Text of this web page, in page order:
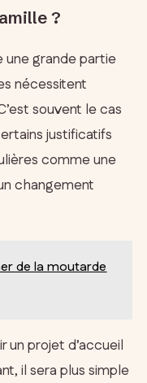
?
une grande partie
nécessitent
souvent le cas
justificatifs
comme une
changement
de la moutarde
un projet d’accueil
il sera plus simple